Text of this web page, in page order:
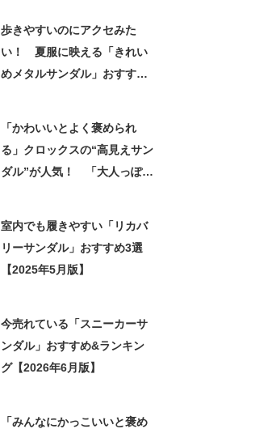
歩きやすいのにアクセみた
い！ 夏服に映える「きれい
めメタルサンダル」おすすめ3
「かわいいとよく褒められ
る」クロックスの“高見えサン
ダル”が人気！ 「大人っぽく
室内でも履きやすい「リカバ
リーサンダル」おすすめ3選
【2025年5月版】
今売れている「スニーカーサ
ンダル」おすすめ&ランキン
グ【2026年6月版】
「みんなにかっこいいと褒め